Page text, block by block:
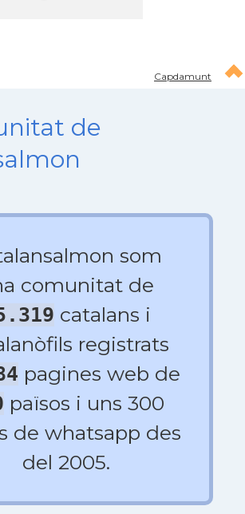
Capdamunt
de
som
comunitat de
catalans i
registrats
pagines web de
països i uns 300
de whatsapp des
del 2005.